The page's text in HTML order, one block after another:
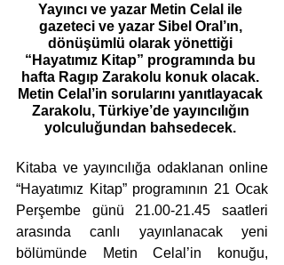
Yayıncı ve yazar Metin Celal ile
gazeteci ve yazar Sibel Oral’ın,
dönüşümlü olarak yönettiği
“Hayatımız Kitap” programında bu
hafta Ragıp Zarakolu konuk olacak.
Metin Celal’in sorularını yanıtlayacak
Zarakolu, Türkiye’de yayıncılığın
yolculuğundan bahsedecek.
Kitaba ve yayıncılığa odaklanan online
“Hayatımız Kitap” programının 21 Ocak
Perşembe günü 21.00-21.45 saatleri
arasında canlı yayınlanacak yeni
bölümünde Metin Celal’in konuğu,